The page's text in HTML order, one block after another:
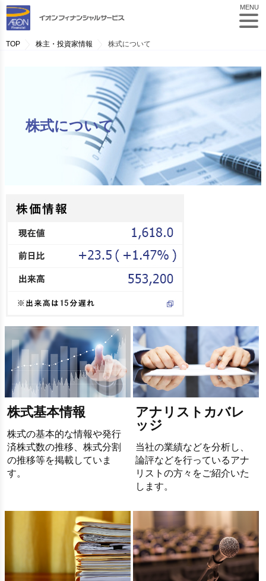
MENU
TOP 株主・投資家情報 株式について
株式について
株式基本情報
株式の基本的な情報や発行
済株式数の推移、株式分割
の推移等を掲載していま
す。
アナリストカバレ
ッジ
当社の業績などを分析し、
論評などを行っているアナ
リストの方々をご紹介いた
します。